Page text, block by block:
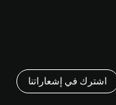
اشترك في إشعاراتنا